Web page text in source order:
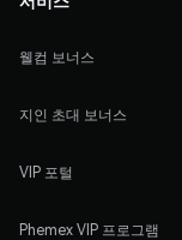
웰컴 보너스
지인 초대 보너스
VIP 포털
Phemex VIP 프로그램